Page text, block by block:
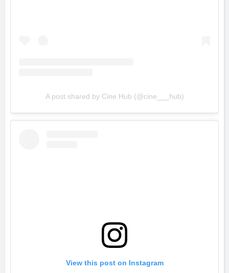
View this post on Instagram
A post shared by Cine Hub (@cine___hub)
சுவாரஸ்யமான செய்திகளை நொடிப் பொழுதில் தெரிந்து